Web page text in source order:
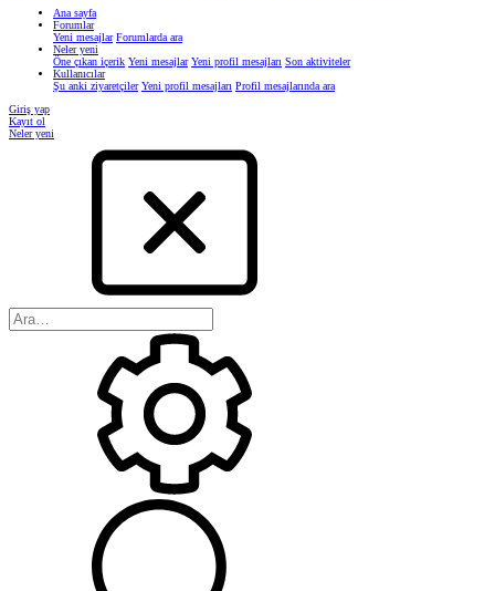
Ana sayfa
Forumlar
Yeni mesajlar Forumlarda ara
Neler yeni
Öne çıkan içerik Yeni mesajlar Yeni profil mesajları Son aktiviteler
Kullanıcılar
Şu anki ziyaretçiler Yeni profil mesajları Profil mesajlarında ara
Giriş yap
Kayıt ol
Neler yeni